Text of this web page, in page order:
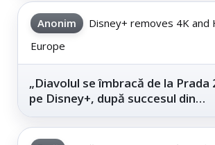
Anonim
Disney+ removes 4K and
Europe
„Diavolul se îmbracă de la Prada
pe Disney+, după succesul din